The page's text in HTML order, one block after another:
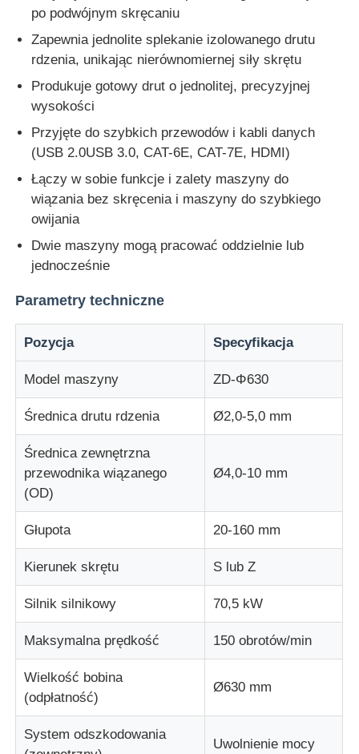
O nas
Wycieczka po fabryce
Kontrola jakości
Skontaktuj się z nami
Poprosić o wycenę
Linia produkcyjna wytłaczania
Linia wytłaczania drutu
maszyna do skręcania drutu
Maszyna do skręcania podwójnego skrętu
Maszyna pancerna
Maszyna do pakowania
Pojedyncza maszyna Twist
maszyna kablowa
po podwójnym skręcaniu
Zapewnia jednolite splekanie izolowanego drutu
rdzenia, unikając nierównomiernej siły skrętu
Produkuje gotowy drut o jednolitej, precyzyjnej
wysokości
Przyjęte do szybkich przewodów i kabli danych
(USB 2.0USB 3.0, CAT-6E, CAT-7E, HDMI)
Łączy w sobie funkcje i zalety maszyny do
wiązania bez skręcenia i maszyny do szybkiego
owijania
Dwie maszyny mogą pracować oddzielnie lub
jednocześnie
Parametry techniczne
Pozycja Specyfikacja
Model maszyny ZD-Φ630
Średnica drutu rdzenia Ø2,0-5,0 mm
Średnica zewnętrzna
przewodnika wiązanego
(OD)
Ø4,0-10 mm
Głupota 20-160 mm
Kierunek skrętu S lub Z
Silnik silnikowy 70,5 kW
Maksymalna prędkość 150 obrotów/min
Wielkość bobina
(odpłatność)
Ø630 mm
System odszkodowania
Uwolnienie mocy